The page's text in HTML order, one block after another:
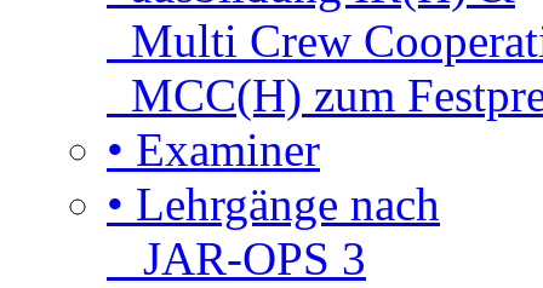
Multi Crew
MCC(H) zum
• Examiner
• Lehrgänge nach
JAR-OPS 3